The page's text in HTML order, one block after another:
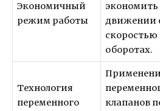
Экономичный
режим работы
экономить
движении
оборотах.
Технология
переменного
клапанов